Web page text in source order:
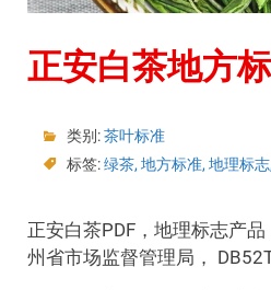
正安白茶地方
类别:茶叶标准
标签:绿茶, 地方标准, 地理标志
正安白茶PDF，地理标志产
州省市场监督管理局，